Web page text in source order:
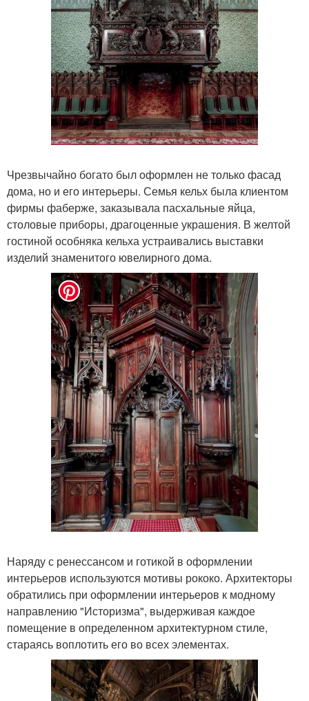
Чрезвычайно богато был оформлен не только фасад
дома, но и его интерьеры. Семья кельх была клиентом
фирмы фаберже, заказывала пасхальные яйца,
столовые приборы, драгоценные украшения. В желтой
гостиной особняка кельха устраивались выставки
изделий знаменитого ювелирного дома.
Наряду с ренессансом и готикой в оформлении
интерьеров используются мотивы рококо. Архитекторы
обратились при оформлении интерьеров к модному
направлению "Историзма", выдерживая каждое
помещение в определенном архитектурном стиле,
стараясь воплотить его во всех элементах.